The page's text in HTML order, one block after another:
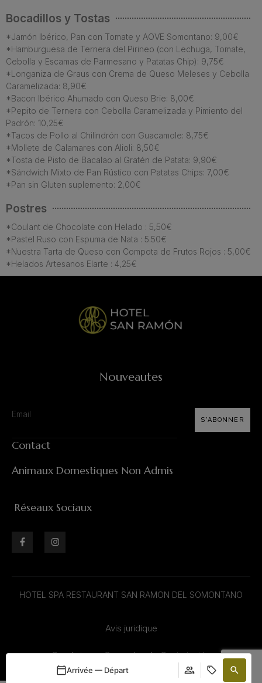
Bocadillos y Tostas
*Jamón Ibérico, Pan con Tomate y AOVE Somontano: 9,00€
*Hamburguesa de Ternera del Pirineo (con Lechuga, Tomate,
Cebolla y Escamas de Parmesano y Patatas Chip): 9,75€
*Longaniza de Graus con Crema de Queso Meleses y Cebolla
Caramelizada: 8,90€
*Bacon Ibérico Ahumado con Queso Brie: 8,00€
*Pepito de Ternera con Cebolla Caramelizada y Pimiento del
Padrón: 10,25€
*Tacos de Pollo al Chilindrón con Guacamole: 8,75€
*Mollete de Calamares con Alioli: 8,50€
*Tosta de Pisto de Bacalao al Gratén de Patata: 9,90€
*Sándwich Mixto de Pan Rústico con Patatas Chips: 7,00€
*Pan sin Gluten suplemento: 2,00€
Postres
*Coulant de Chocolate con Helado : 5,50€
*Pastel Ruso con Espuma de Nata : 5.50€
*Nuestra Tarta de Queso con Compota de Frutos Rojos : 5,00€
*Helados Artesanos Elarte : 4,25€
Nouveautes
S'ABONNER
Contact
Animaux Domestiques Non Admis
Réseaux Sociaux
HOTEL SPA RESTAURANT SAN RAMON DEL SOMONTANO
Avis juridique
Condiciones Generales de Contratación
Arrivée — Départ